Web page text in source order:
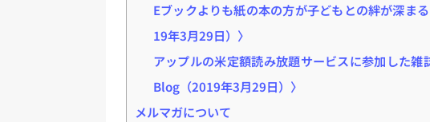
Eブックよりも紙の本の方が子どもとの絆が深ま
19年3月29日）〉
アップルの米定額読み放題サービスに参加した
Blog（2019年3月29日）〉
メルマガについて